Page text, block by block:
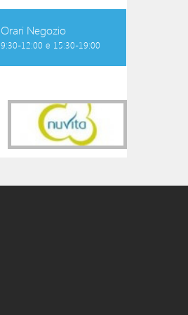
Orari Negozio
9:30-12:00 e 15:30-19:00